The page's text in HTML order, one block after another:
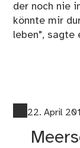
der noch nie
könnte mir
leben", sagte
22. April